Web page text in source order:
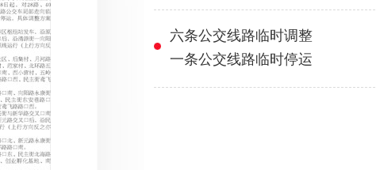
六条公交线路临时调整
一条公交线路临时停运